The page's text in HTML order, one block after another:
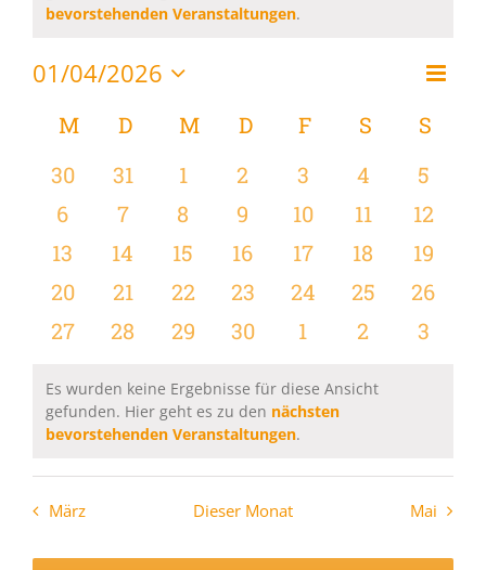
bevorstehenden Veranstaltungen.
Monat
01/04/2026
wählen.
Kalender
von
Veranstaltungen
MMONTAG
D DIENSTAG
MMITTWOCH
D DONNERSTAG
F FREITAG
S SAMSTAG
S
0
Veranstaltungen
30
0
Veranstaltungen
31
0
Veranstaltungen
1
0
Veranstaltungen
2
0
Veranstaltungen
3
0
4
0
5
0
Veranstaltungen
6
0
Veranstaltungen
7
0
Veranstaltungen
8
0
Veranstaltungen
9
0
Veranstaltungen
10
0
11
0
12
0
Veranstaltungen
13
0
Veranstaltungen
14
0
Veranstaltungen
15
0
Veranstaltungen
16
0
Veranstaltungen
17
0
18
0
19
0
Veranstaltungen
20
0
Veranstaltungen
21
0
Veranstaltungen
22
0
Veranstaltungen
23
0
Veranstaltungen
24
0
25
0
26
0
27
0
28
0
29
0
30
0
1
0
2
0
3
Hinweis
Es wurden keine Ergebnisse für diese Ansicht
gefunden. Hier geht es zu den nächsten
bevorstehenden Veranstaltungen.
März Dieser Monat Mai